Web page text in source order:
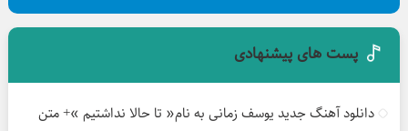
پست های پیشنهادی
دانلود آهنگ جدید یوسف زمانی به نام« تا حالا نداشتیم »+ متن